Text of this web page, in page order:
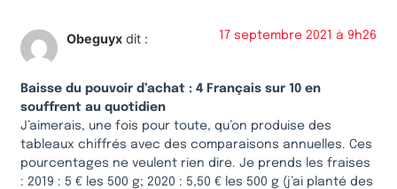
Obeguyx dit : 17 septembre 2021 à 9h26
Baisse du pouvoir d’achat : 4 Français sur 10 en
souffrent au quotidien
J’aimerais, une fois pour toute, qu’on produise des
tableaux chiffrés avec des comparaisons annuelles. Ces
pourcentages ne veulent rien dire. Je prends les fraises
: 2019 : 5 € les 500 g; 2020 : 5,50 € les 500 g (j’ai planté des